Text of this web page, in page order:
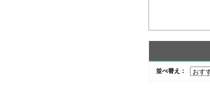
並べ替え：